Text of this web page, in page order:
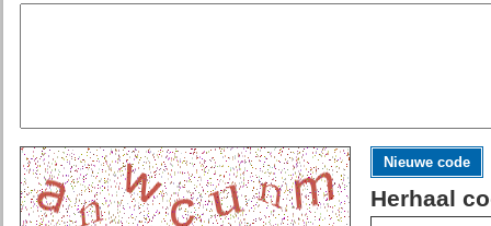
Nieuwe code
Herhaal